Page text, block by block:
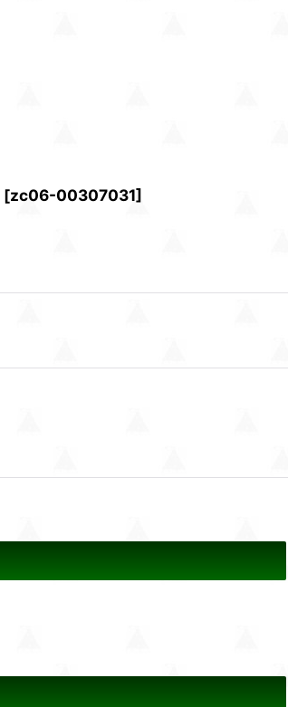
[zc06-00307031]